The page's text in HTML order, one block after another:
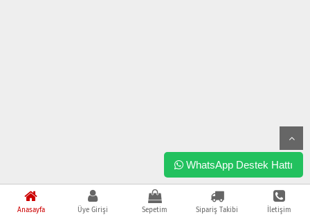
Anasayfa Üye Girişi Sepetim Sipariş Takibi İletişim
WhatsApp Destek Hattı